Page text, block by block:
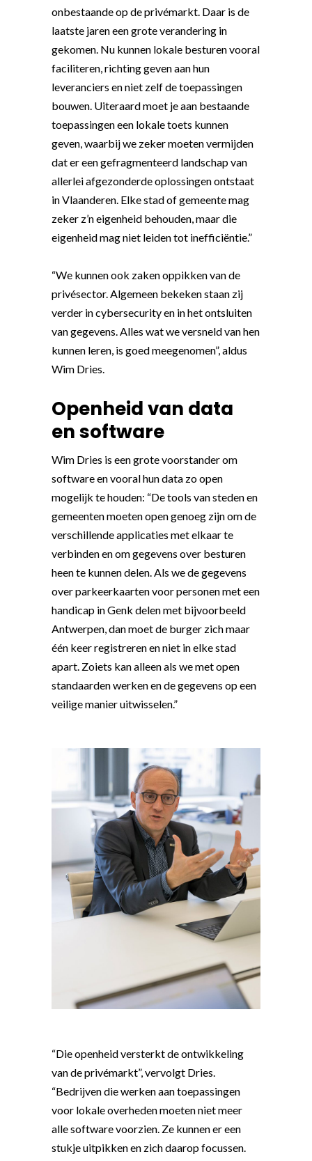
onbestaande op de privémarkt. Daar is de
laatste jaren een grote verandering in
gekomen. Nu kunnen lokale besturen vooral
faciliteren, richting geven aan hun
leveranciers en niet zelf de toepassingen
bouwen. Uiteraard moet je aan bestaande
toepassingen een lokale toets kunnen
geven, waarbij we zeker moeten vermijden
dat er een gefragmenteerd landschap van
allerlei afgezonderde oplossingen ontstaat
in Vlaanderen. Elke stad of gemeente mag
zeker z’n eigenheid behouden, maar die
eigenheid mag niet leiden tot inefficiëntie.”
“We kunnen ook zaken oppikken van de
privésector. Algemeen bekeken staan zij
verder in cybersecurity en in het ontsluiten
van gegevens. Alles wat we versneld van hen
kunnen leren, is goed meegenomen”, aldus
Wim Dries.
Openheid van data
en software
Wim Dries is een grote voorstander om
software en vooral hun data zo open
mogelijk te houden: “De tools van steden en
gemeenten moeten open genoeg zijn om de
verschillende applicaties met elkaar te
verbinden en om gegevens over besturen
heen te kunnen delen. Als we de gegevens
over parkeerkaarten voor personen met een
handicap in Genk delen met bijvoorbeeld
Antwerpen, dan moet de burger zich maar
één keer registreren en niet in elke stad
apart. Zoiets kan alleen als we met open
standaarden werken en de gegevens op een
veilige manier uitwisselen.”
“Die openheid versterkt de ontwikkeling
van de privémarkt”, vervolgt Dries.
“Bedrijven die werken aan toepassingen
voor lokale overheden moeten niet meer
alle software voorzien. Ze kunnen er een
stukje uitpikken en zich daarop focussen.